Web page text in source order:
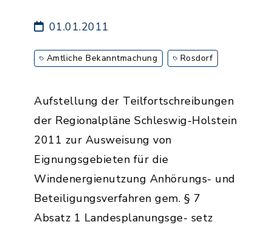
01.01.2011
Amtliche Bekanntmachung Rosdorf
Aufstellung der Teilfortschreibungen
der Regionalpläne Schleswig-Holstein
2011 zur Ausweisung von
Eignungsgebieten für die
Windenergienutzung Anhörungs- und
Beteiligungsverfahren gem. § 7
Absatz 1 Landesplanungsge- setz